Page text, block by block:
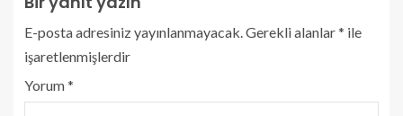
E-posta adresiniz yayınlanmayacak.Gerekli alanlar* ile
işaretlenmişlerdir
Yorum*